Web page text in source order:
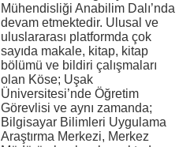
Mühendisliği Anabilim Dalı’nda
devam etmektedir. Ulusal ve
uluslararası platformda çok
sayıda makale, kitap, kitap
bölümü ve bildiri çalışmaları
olan Köse; Uşak
Üniversitesi’nde Öğretim
Görevlisi ve aynı zamanda;
Bilgisayar Bilimleri Uygulama
Araştırma Merkezi, Merkez